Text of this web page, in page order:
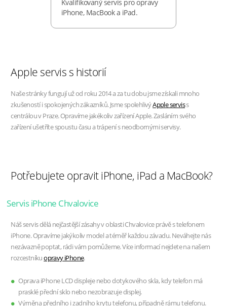
Kvalifikovaný servis pro opravy
iPhone, MacBook a iPad.
Apple servis s historií
Naše stránky fungují už od roku 2014 a za tu dobu jsme získali mnoho
zkušeností i spokojených zákazníků. Jsme spolehlivýApple serviss
centrálou v Praze. Opravíme jakékoliv zařízení Apple. Zasláním svého
zařízení ušetříte spoustu času a trápení s neodbornými servisy.
Potřebujete opravit iPhone, iPad a MacBook?
Servis iPhone Chvalovice
Náš servis dělá nejčastější zásahy v oblasti Chvalovice právě s telefonem
iPhone. Opravíme jakýkoliv model a téměř každou závadu. Neváhejte nás
nezávazně poptat, rádi vám pomůžeme. Více informací nejdete na našem
rozcestníkuopravy iPhone.
Oprava iPhone LCD displeje nebo dotykového skla, kdy telefon má
prasklé přední sklo nebo nezobrazuje displej.
Výměna předního i zadního krytu telefonu, případně rámu telefonu.